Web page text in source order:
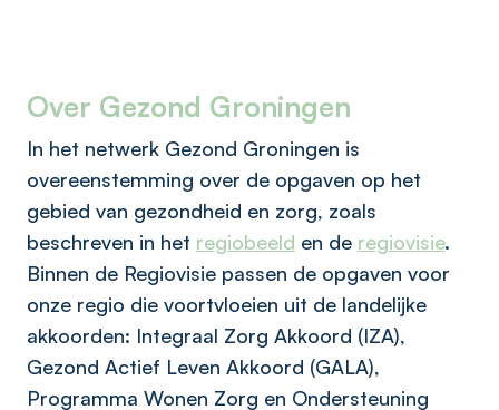
Over Gezond Groningen
In het netwerk Gezond Groningen is
overeenstemming over de opgaven op het
gebied van gezondheid en zorg, zoals
beschreven in het regiobeeld en de regiovisie.
Binnen de Regiovisie passen de opgaven voor
onze regio die voortvloeien uit de landelijke
akkoorden: Integraal Zorg Akkoord (IZA),
Gezond Actief Leven Akkoord (GALA),
Programma Wonen Zorg en Ondersteuning